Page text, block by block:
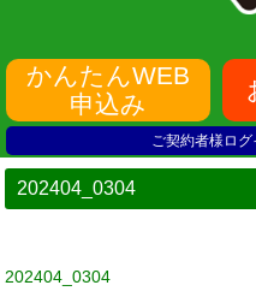
かんたんWEB
申込み
ご契約者様ログ
202404_0304
202404_0304